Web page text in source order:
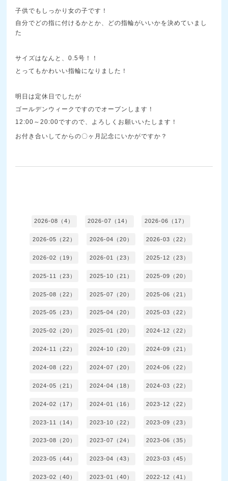
子供でもしっかり女の子です！
自分でどの指に付けるかとか、どの指輪がいいかを決めていまし
た
サイズはなんと、0.5号！！
とってもかわいい指輪になりました！
明日は定休日でしたが
ゴールデンウィークですのでオープンします！
12:00～20:00ですので、よろしくお願いいたします！
お付き合いしてからの〇ヶ月記念にいかがですか？
2026-08（4） 2026-07（14） 2026-06（17）
2026-05（22） 2026-04（20） 2026-03（22）
2026-02（19） 2026-01（23） 2025-12（23）
2025-11（23） 2025-10（21） 2025-09（20）
2025-08（22） 2025-07（20） 2025-06（21）
2025-05（23） 2025-04（20） 2025-03（22）
2025-02（20） 2025-01（20） 2024-12（22）
2024-11（22） 2024-10（20） 2024-09（21）
2024-08（22） 2024-07（20） 2024-06（22）
2024-05（21） 2024-04（18） 2024-03（22）
2024-02（17） 2024-01（16） 2023-12（22）
2023-11（14） 2023-10（22） 2023-09（23）
2023-08（20） 2023-07（24） 2023-06（35）
2023-05（44） 2023-04（43） 2023-03（45）
2023-02（40） 2023-01（40） 2022-12（41）